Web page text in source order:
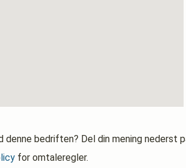
denne bedriften? Del din mening nederst
for omtaleregler.